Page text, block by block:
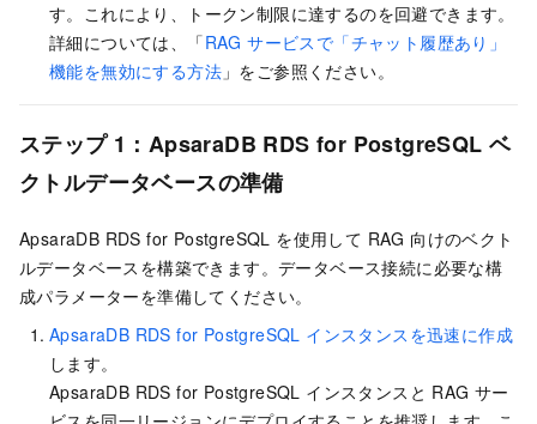
す。これにより、トークン制限に達するのを回避できます。
詳細については、「RAG サービスで「チャット履歴あり」
機能を無効にする方法 」をご参照ください。
ステップ 1：ApsaraDB RDS for PostgreSQL ベ
クトルデータベースの準備
ApsaraDB RDS for PostgreSQL を使用して RAG 向けのベクト
ルデータベースを構築できます。データベース接続に必要な構
成パラメーターを準備してください。
ApsaraDB RDS for PostgreSQL インスタンスを迅速に作成
します。
ApsaraDB RDS for PostgreSQL インスタンスと RAG サー